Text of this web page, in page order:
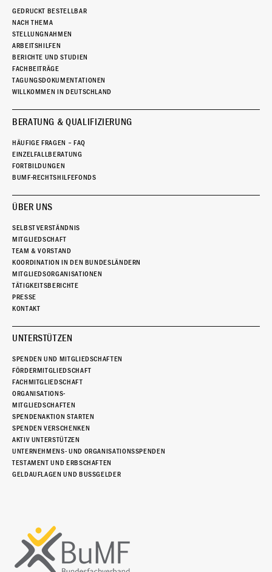
GEDRUCKT BESTELLBAR
NACH THEMA
STELLUNGNAHMEN
ARBEITSHILFEN
BERICHTE UND STUDIEN
FACHBEITRÄGE
TAGUNGSDOKUMENTATIONEN
WILLKOMMEN IN DEUTSCHLAND
BERATUNG & QUALIFIZIERUNG
HÄUFIGE FRAGEN – FAQ
EINZELFALLBERATUNG
FORTBILDUNGEN
BUMF-RECHTSHILFEFONDS
ÜBER UNS
SELBSTVERSTÄNDNIS
MITGLIEDSCHAFT
TEAM & VORSTAND
KOORDINATION IN DEN BUNDESLÄNDERN
MITGLIEDSORGANISATIONEN
TÄTIGKEITSBERICHTE
PRESSE
KONTAKT
UNTERSTÜTZEN
SPENDEN UND MITGLIEDSCHAFTEN
FÖRDERMITGLIEDSCHAFT
FACHMITGLIEDSCHAFT
ORGANISATIONS-
MITGLIEDSCHAFTEN
SPENDENAKTION STARTEN
SPENDEN VERSCHENKEN
AKTIV UNTERSTÜTZEN
UNTERNEHMENS- UND ORGANISATIONSSPENDEN
TESTAMENT UND ERBSCHAFTEN
GELDAUFLAGEN UND BUSSGELDER